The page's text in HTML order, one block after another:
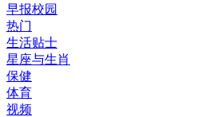
早报校园
热门
生活贴士
星座与生肖
保健
体育
视频